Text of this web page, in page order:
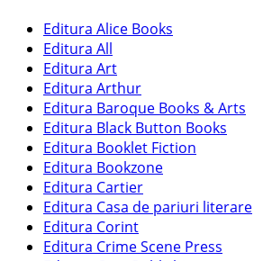
Editura Alice Books
Editura All
Editura Art
Editura Arthur
Editura Baroque Books & Arts
Editura Black Button Books
Editura Booklet Fiction
Editura Bookzone
Editura Cartier
Editura Casa de pariuri literare
Editura Corint
Editura Crime Scene Press